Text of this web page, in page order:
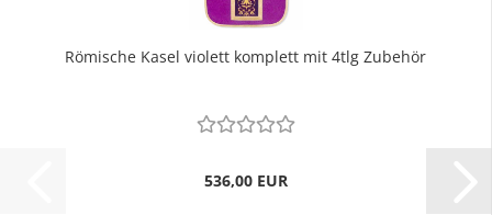
Römische Kasel violett komplett mit 4tlg Zubehör
536,00 EUR